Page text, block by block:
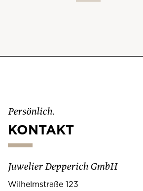
Persönlich.
KONTAKT
Juwelier Depperich GmbH
Wilhelmstraße 123